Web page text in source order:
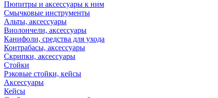
Пюпитры и аксессуары к ним
Смычковые инструменты
Альты, аксессуары
Виолончели, аксессуары
Канифоли, средства для ухода
Контрабасы, аксессуары
Скрипки, аксессуары
Стойки
Рэковые стойки, кейсы
Аксессуары
Кейсы